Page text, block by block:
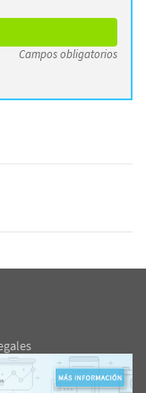
Campos obligatorios